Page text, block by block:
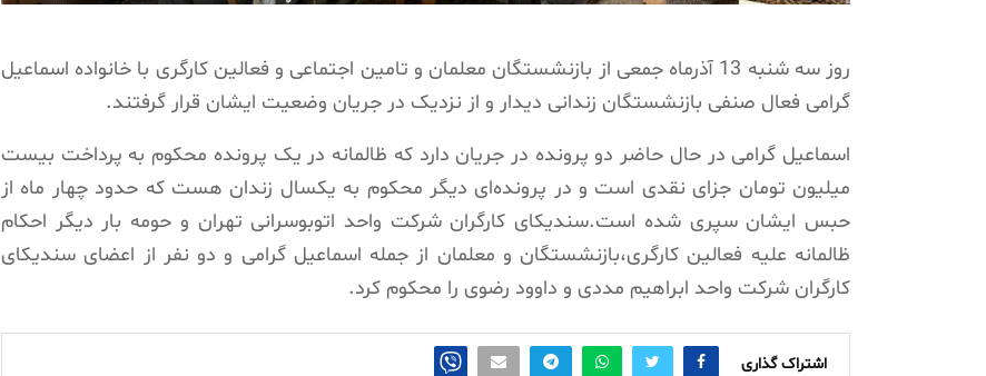
روز سه شنبه 13 آذرماه جمعی از بازنشستگان معلمان و تامین اجتماعی و فعالین کارگری با خانواده اسماعیل
گرامی فعال صنفی بازنشستگان زندانی دیدار و از نزدیک در جریان وضعیت ایشان قرار گرفتند.
اسماعیل گرامی در حال حاضر دو پرونده در جریان دارد که ظالمانه در یک پرونده محکوم به پرداخت بیست
میلیون تومان جزای نقدی است و در پرونده‌ای دیگر محکوم به یکسال زندان هست که حدود چهار ماه از
حبس ایشان سپری شده است.سندیکای کارگران شرکت واحد اتوبوسرانی تهران و حومه بار دیگر احکام
ظالمانه علیه فعالین کارگری،بازنشستگان و معلمان از جمله اسماعیل گرامی و دو نفر از اعضای سندیکای
کارگران شرکت واحد ابراهیم مددی و داوود رضوی را محکوم‌ کرد.
اشتراک گذاری